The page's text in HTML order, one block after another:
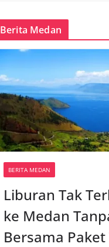
Berita Medan
BERITA MEDAN
Liburan Tak
ke Medan
Bersama